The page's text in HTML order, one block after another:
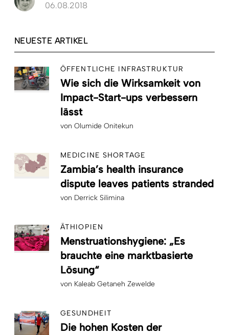
06.08.2018
NEUESTE ARTIKEL
ÖFFENTLICHE INFRASTRUKTUR
Wie sich die Wirksamkeit von
Impact-Start-ups verbessern
lässt
von Olumide Onitekun
MEDICINE SHORTAGE
Zambia’s health insurance
dispute leaves patients stranded
von Derrick Silimina
ÄTHIOPIEN
Menstruationshygiene: „Es
brauchte eine marktbasierte
Lösung“
von Kaleab Getaneh Zewelde
GESUNDHEIT
Die hohen Kosten der